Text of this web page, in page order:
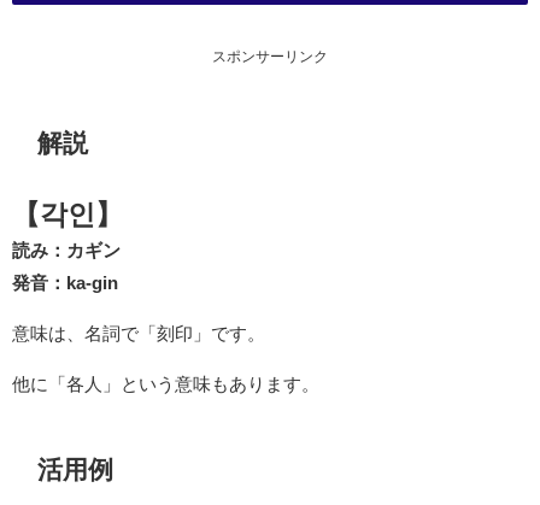
スポンサーリンク
解説
【각인】
読み：カギン
発音：ka-gin
意味は、名詞で「刻印」です。
他に「各人」という意味もあります。
活用例